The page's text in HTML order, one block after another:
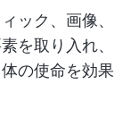
ック、画像、
を取り入れ、
の使命を効果